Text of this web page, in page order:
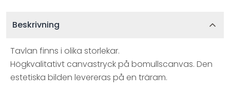
Beskrivning
Tavlan finns i olika storlekar.
Högkvalitativt canvastryck på bomullscanvas. Den
estetiska bilden levereras på en träram.